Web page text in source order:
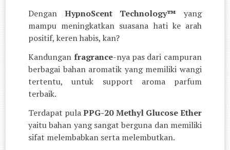
Dengan HypnoScent Technology™ yang
mampu meningkatkan suasana hati ke arah
positif, keren habis, kan?
Kandungan fragrance-nya pas dari campuran
berbagai bahan aromatik yang memiliki wangi
tertentu, untuk support aroma parfum
terbaik.
Terdapat pulaPPG-20 Methyl Glucose Ether
yaitu bahan yang sangat berguna dan memiliki
sifat melembabkan serta melembutkan.